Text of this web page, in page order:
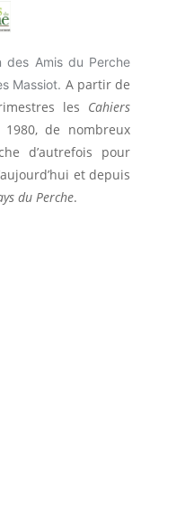
des Amis du Perche
Massiot. A partir de
les Cahiers
de nombreux
d’autrefois pour
et depuis
du Perche.